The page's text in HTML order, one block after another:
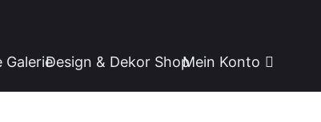
GalerieDesign & Dekor ShopMein Konto